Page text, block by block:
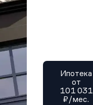
Ипотека
от
101 031
₽/мес.